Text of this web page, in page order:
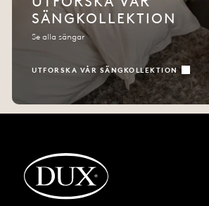
SÄNGKOLLEKTION
Se alla sängar
UTFORSKA VÅR SÄNGKOLLEKTION